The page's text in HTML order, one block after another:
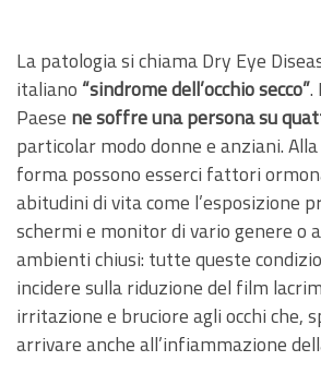
La patologia si chiama Dry Eye
italiano “sindrome dell’occhio secco”.
Paese ne soffre una persona su
particolar modo donne e anziani.
forma possono esserci fattori
abitudini di vita come l’esposizione
schermi e monitor di vario genere o
ambienti chiusi: tutte queste
incidere sulla riduzione del film
irritazione e bruciore agli occhi che,
arrivare anche all’infiammazione